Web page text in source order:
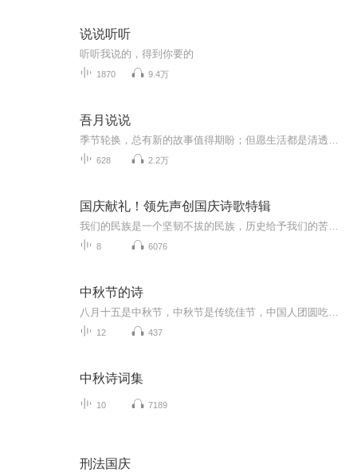
说说听听
听听我说的，得到你要的
1870 9.4万
吾月说说
628 2.2万
国庆献礼！领先声创国庆诗歌特辑
8 6076
中秋节的诗
12 437
中秋诗词集
10 7189
刑法国庆